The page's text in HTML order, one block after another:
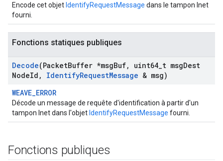
Encode cet objet IdentifyRequestMessage dans le tampon Inet
fourni.
Fonctions statiques publiques
Decode(PacketBuffer *msgBuf, uint64 t msgDest
NodeId , IdentifyRequestMessage & msg)
WEAVE_ERROR
Décode un message de requête d'identification à partir d'un
tampon Inet dans l'objet IdentifyRequestMessage fourni.
Fonctions publiques